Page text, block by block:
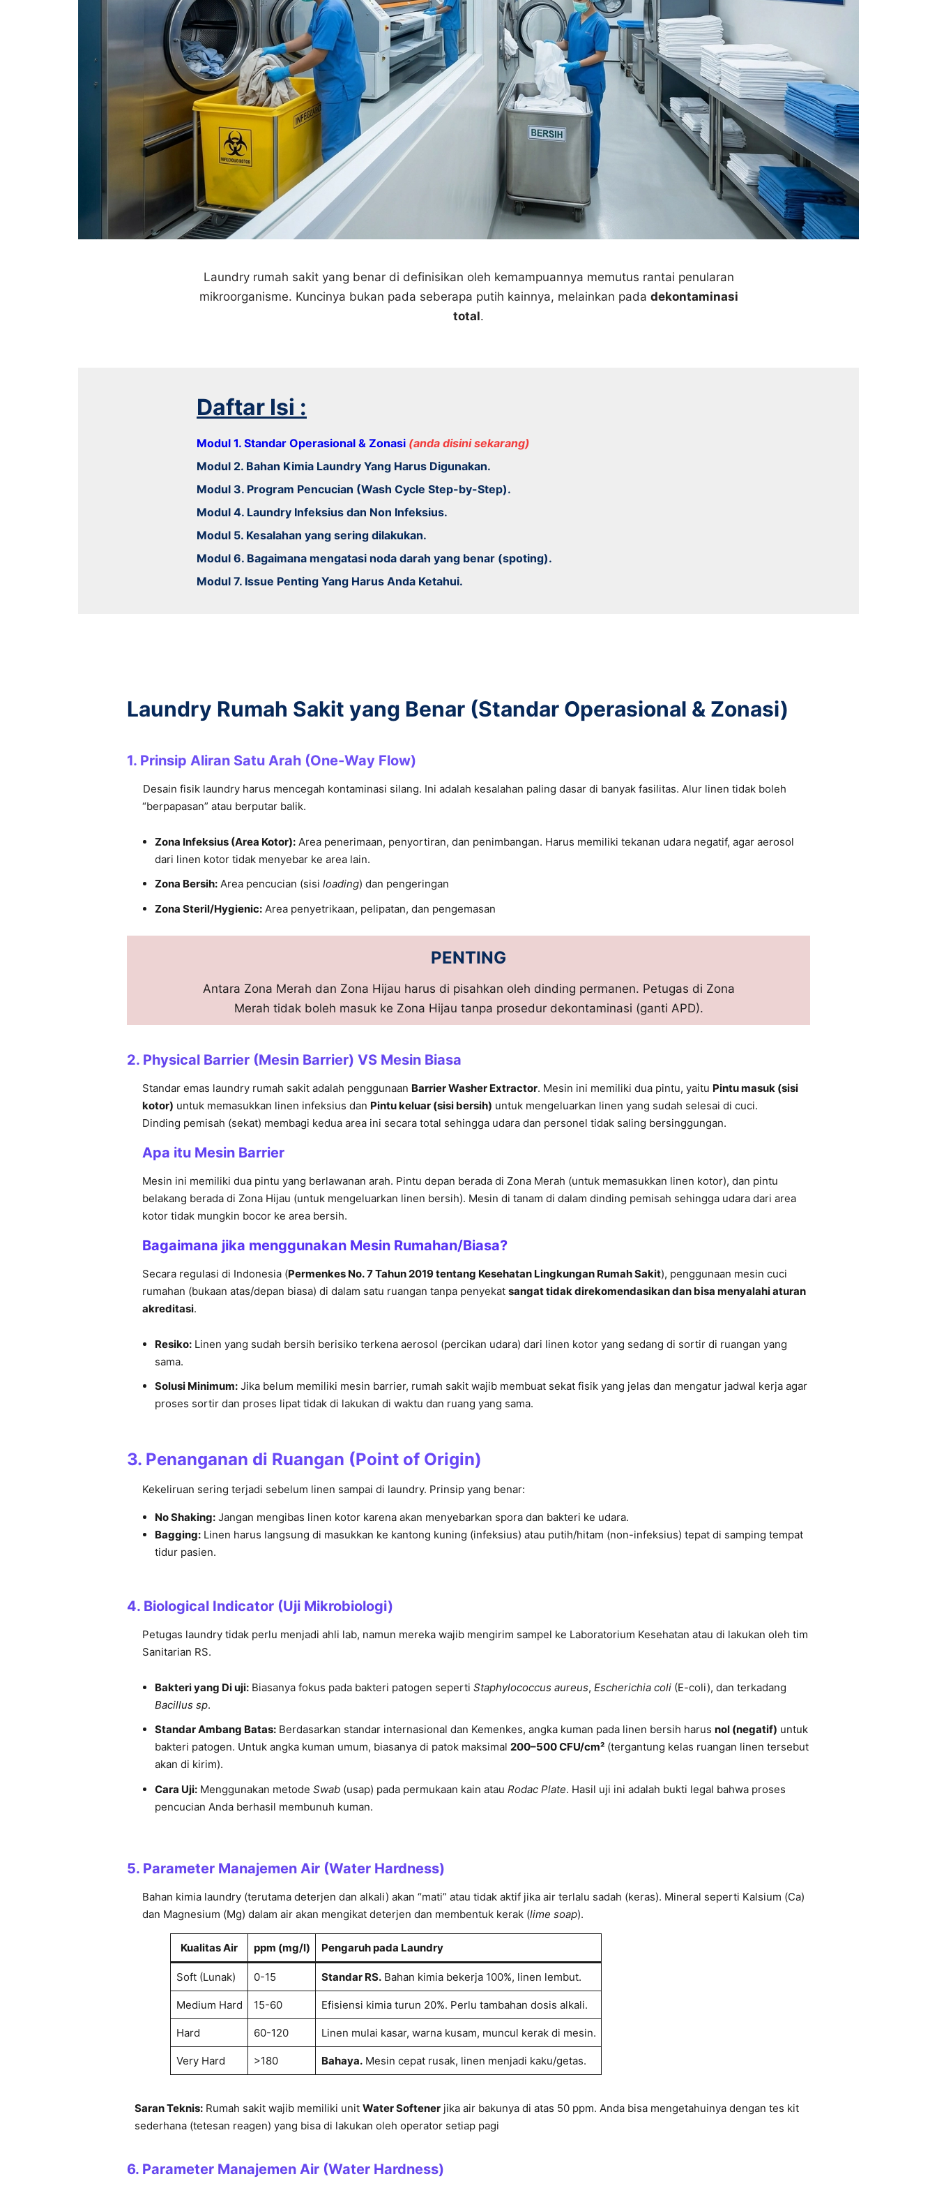
Laundry rumah sakit yang benar di definisikan oleh kemampuannya memutus rantai penularan
mikroorganisme. Kuncinya bukan pada seberapa putih kainnya, melainkan pada dekontaminasi
total.
Daftar Isi :
Modul 1. Standar Operasional & Zonasi (anda disini sekarang)
Modul 2. Bahan Kimia Laundry Yang Harus Digunakan.
Modul 3. Program Pencucian (Wash Cycle Step-by-Step).
Modul 4. Laundry Infeksius dan Non Infeksius.
Modul 5. Kesalahan yang sering dilakukan.
Modul 6. Bagaimana mengatasi noda darah yang benar (spoting).
Modul 7. Issue Penting Yang Harus Anda Ketahui.
Laundry Rumah Sakit yang Benar (Standar Operasional & Zonasi)
1. Prinsip Aliran Satu Arah (One-Way Flow)
Desain fisik laundry harus mencegah kontaminasi silang. Ini adalah kesalahan paling dasar di banyak fasilitas. Alur linen tidak boleh
“berpapasan” atau berputar balik.
Zona Infeksius (Area Kotor): Area penerimaan, penyortiran, dan penimbangan. Harus memiliki tekanan udara negatif, agar aerosol
dari linen kotor tidak menyebar ke area lain.
Zona Bersih: Area pencucian (sisi loading) dan pengeringan
Zona Steril/Hygienic: Area penyetrikaan, pelipatan, dan pengemasan
PENTING
Antara Zona Merah dan Zona Hijau harus di pisahkan oleh dinding permanen. Petugas di Zona
Merah tidak boleh masuk ke Zona Hijau tanpa prosedur dekontaminasi (ganti APD).
2. Physical Barrier (Mesin Barrier) VS Mesin Biasa
Standar emas laundry rumah sakit adalah penggunaan Barrier Washer Extractor. Mesin ini memiliki dua pintu, yaitu Pintu masuk (sisi
kotor) untuk memasukkan linen infeksius dan Pintu keluar (sisi bersih) untuk mengeluarkan linen yang sudah selesai di cuci.
Dinding pemisah (sekat) membagi kedua area ini secara total sehingga udara dan personel tidak saling bersinggungan.
Apa itu Mesin Barrier
Mesin ini memiliki dua pintu yang berlawanan arah. Pintu depan berada di Zona Merah (untuk memasukkan linen kotor), dan pintu
belakang berada di Zona Hijau (untuk mengeluarkan linen bersih). Mesin di tanam di dalam dinding pemisah sehingga udara dari area
kotor tidak mungkin bocor ke area bersih.
Bagaimana jika menggunakan Mesin Rumahan/Biasa?
Secara regulasi di Indonesia (Permenkes No. 7 Tahun 2019 tentang Kesehatan Lingkungan Rumah Sakit), penggunaan mesin cuci
rumahan (bukaan atas/depan biasa) di dalam satu ruangan tanpa penyekat sangat tidak direkomendasikan dan bisa menyalahi aturan
akreditasi.
Resiko: Linen yang sudah bersih berisiko terkena aerosol (percikan udara) dari linen kotor yang sedang di sortir di ruangan yang
sama.
Solusi Minimum: Jika belum memiliki mesin barrier, rumah sakit wajib membuat sekat fisik yang jelas dan mengatur jadwal kerja agar
proses sortir dan proses lipat tidak di lakukan di waktu dan ruang yang sama.
3. Penanganan di Ruangan (Point of Origin)
Kekeliruan sering terjadi sebelum linen sampai di laundry. Prinsip yang benar:
No Shaking: Jangan mengibas linen kotor karena akan menyebarkan spora dan bakteri ke udara.
Bagging: Linen harus langsung di masukkan ke kantong kuning (infeksius) atau putih/hitam (non-infeksius) tepat di samping tempat
tidur pasien.
4. Biological Indicator (Uji Mikrobiologi)
Petugas laundry tidak perlu menjadi ahli lab, namun mereka wajib mengirim sampel ke Laboratorium Kesehatan atau di lakukan oleh tim
Sanitarian RS.
Bakteri yang Di uji: Biasanya fokus pada bakteri patogen seperti Staphylococcus aureus, Escherichia coli (E-coli), dan terkadang
Bacillus sp.
Standar Ambang Batas: Berdasarkan standar internasional dan Kemenkes, angka kuman pada linen bersih harus nol (negatif) untuk
bakteri patogen. Untuk angka kuman umum, biasanya di patok maksimal 200–500 CFU/cm² (tergantung kelas ruangan linen tersebut
akan di kirim).
Cara Uji: Menggunakan metode Swab (usap) pada permukaan kain atau Rodac Plate. Hasil uji ini adalah bukti legal bahwa proses
pencucian Anda berhasil membunuh kuman.
5. Parameter Manajemen Air (Water Hardness)
Bahan kimia laundry (terutama deterjen dan alkali) akan “mati” atau tidak aktif jika air terlalu sadah (keras). Mineral seperti Kalsium (Ca)
dan Magnesium (Mg) dalam air akan mengikat deterjen dan membentuk kerak (lime soap).
Kualitas Air ppm (mg/l) Pengaruh pada Laundry
Soft (Lunak) 0-15 Standar RS.Bahan kimia bekerja 100%, linen lembut.
Medium Hard 15-60 Efisiensi kimia turun 20%. Perlu tambahan dosis alkali.
Hard 60-120 Linen mulai kasar, warna kusam, muncul kerak di mesin.
Very Hard >180 Bahaya.Mesin cepat rusak, linen menjadi kaku/getas.
Saran Teknis: Rumah sakit wajib memiliki unit Water Softener jika air bakunya di atas 50 ppm. Anda bisa mengetahuinya dengan tes kit
sederhana (tetesan reagen) yang bisa di lakukan oleh operator setiap pagi
6. Parameter Manajemen Air (Water Hardness)